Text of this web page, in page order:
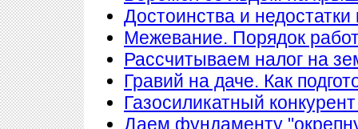
Достоинства и
Межевание. Порядок
Рассчитываем налог на
Гравий на даче. Как
Газосиликатный
Даем фундаменту